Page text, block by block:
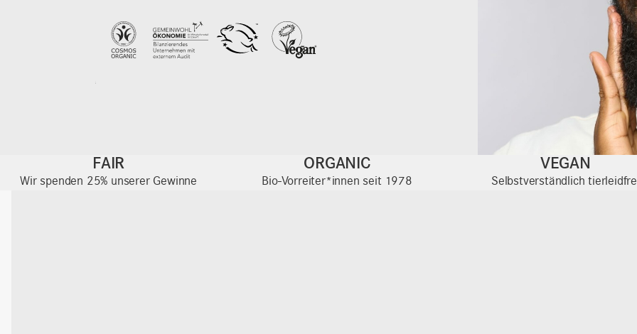
FAIR
Wir spenden 25% unserer Gewinne
ORGANIC
Bio-Vorreiter*innen seit 1978
VEGAN
Selbstverständlich